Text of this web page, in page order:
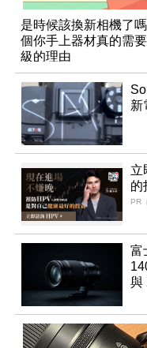
是時候該換新相機了
個你手上器材真的需
級的理由
新
立
的
PR
富
與